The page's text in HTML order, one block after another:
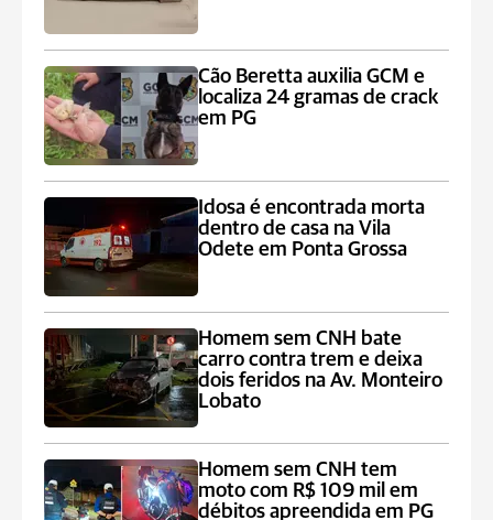
Cão Beretta auxilia GCM e
localiza 24 gramas de crack
em PG
Idosa é encontrada morta
dentro de casa na Vila
Odete em Ponta Grossa
Homem sem CNH bate
carro contra trem e deixa
dois feridos na Av. Monteiro
Lobato
Homem sem CNH tem
moto com R$ 109 mil em
débitos apreendida em PG